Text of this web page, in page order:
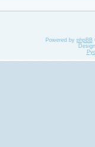
Powered by phpBB